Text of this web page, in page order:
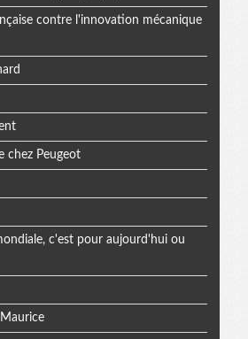
contre l'innovation mécanique
chez Peugeot
c'est pour aujourd'hui ou